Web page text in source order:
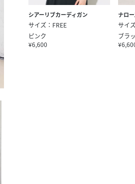
シアーリブカーディガン
サイズ：FREE
ピンク
¥6,600
ナロ
サイ
ブラ